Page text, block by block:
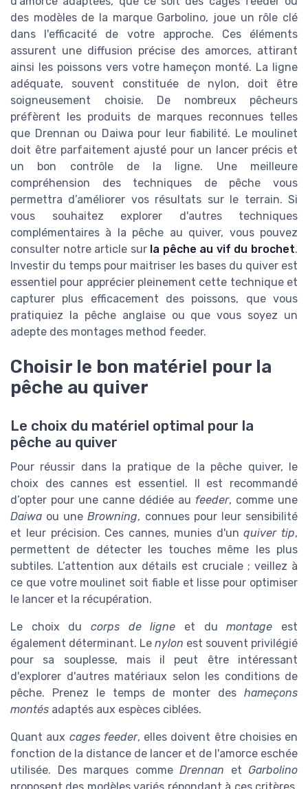
des modèles de la marque Garbolino, joue un rôle clé
dans l'efficacité de votre approche. Ces éléments
assurent une diffusion précise des amorces, attirant
ainsi les poissons vers votre hameçon monté. La ligne
adéquate, souvent constituée de nylon, doit être
soigneusement choisie. De nombreux pêcheurs
préfèrent les produits de marques reconnues telles
que Drennan ou Daiwa pour leur fiabilité. Le moulinet
doit être parfaitement ajusté pour un lancer précis et
un bon contrôle de la ligne. Une meilleure
compréhension des techniques de pêche vous
permettra d’améliorer vos résultats sur le terrain. Si
vous souhaitez explorer d'autres techniques
complémentaires à la pêche au quiver, vous pouvez
consulter notre article sur la pêche au vif du brochet.
Investir du temps pour maitriser les bases du quiver est
essentiel pour apprécier pleinement cette technique et
capturer plus efficacement des poissons, que vous
pratiquiez la pêche anglaise ou que vous soyez un
adepte des montages method feeder.
Choisir le bon matériel pour la
pêche au quiver
Le choix du matériel optimal pour la
pêche au quiver
Pour réussir dans la pratique de la pêche quiver, le
choix des cannes est essentiel. Il est recommandé
d’opter pour une canne dédiée au feeder, comme une
Daiwa ou uneBrowning, connues pour leur sensibilité
et leur précision. Ces cannes, munies d'unquiver tip,
permettent de détecter les touches même les plus
subtiles. L’attention aux détails est cruciale ; veillez à
ce que votre moulinet soit fiable et lisse pour optimiser
le lancer et la récupération.
Le choix du corps de ligne et dumontage est
également déterminant. Le nylon est souvent privilégié
pour sa souplesse, mais il peut être intéressant
d'explorer d'autres matériaux selon les conditions de
pêche. Prenez le temps de monter des hameçons
montés adaptés aux espèces ciblées.
Quant aux cages feeder, elles doivent être choisies en
fonction de la distance de lancer et de l'amorce eschée
utilisée. Des marques comme Drennan et Garbolino